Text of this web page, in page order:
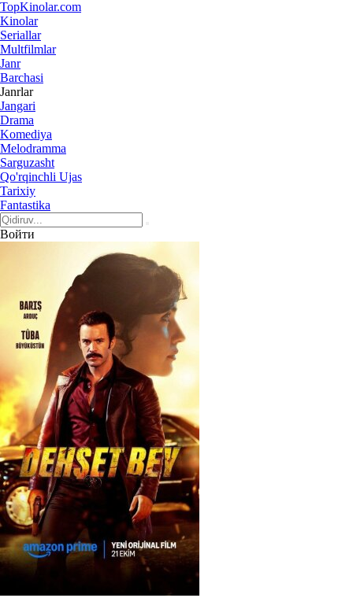
TopKinolar.com
Kinolar
Seriallar
Multfilmlar
Janr
Barchasi
Janrlar
Jangari
Drama
Komediya
Melodramma
Sarguzasht
Qo'rqinchli Ujas
Tarixiy
Fantastika
Войти